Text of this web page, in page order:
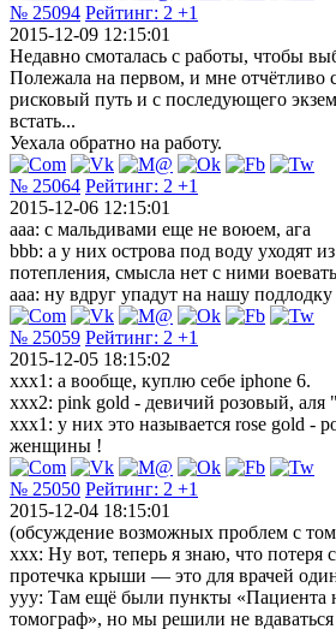
№ 25094 Рейтинг: 2 +1
2015-12-09 12:15:01
Недавно смоталась с работы, чтобы
Полежала на первом, и мне отчётливо
рисковый путь и с последующего
встать...
Уехала обратно на работу.
№ 25064 Рейтинг: 2 +1
2015-12-06 12:15:01
aaa: с мальдивами еще не воюем, ага
bbb: а у них острова под воду уходят
потепления, смысла нет с ними воевать
aaa: ну вдруг упадут на нашу подлодку
№ 25059 Рейтинг: 2 +1
2015-12-05 18:15:02
xxx1: а вообще, куплю себе iphone 6.
xxx2: pink gold - девичий розовый,
xxx1: у них это называется rose gold -
женщины !
№ 25050 Рейтинг: 2 +1
2015-12-04 18:15:01
(обсуждение возможных проблем с
xxx: Ну вот, теперь я знаю, что потеря
протечка крыши — это для врачей
yyy: Там ещё были пункты «Пациента
томограф», но мы решили не вдаваться